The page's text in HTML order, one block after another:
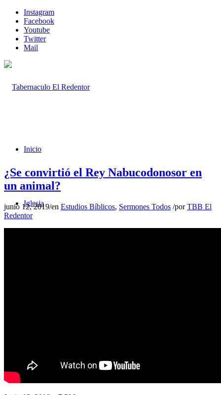
Instagram
Facebook
Youtube
Twitter
Mail
Inicio
Iglesia
Campaña Pro-templo
¿Se convirtió el Rey Nabucodonosor en
un animal?
junio 12, 2019/en Estudios Bíblicos, Sermones Todos /porTBB El
Redentor